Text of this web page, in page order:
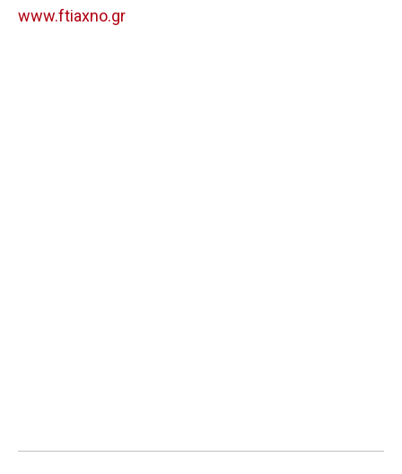
www.ftiaxno.gr